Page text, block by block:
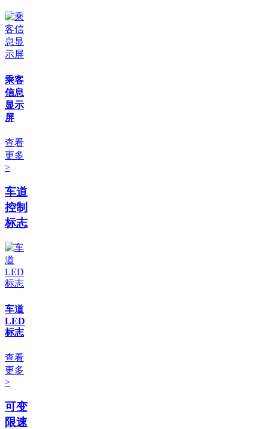
乘客
信息
显示
屏
查看
更多
>
车道
控制
标志
车道
LED
标志
查看
更多
>
可变
限速